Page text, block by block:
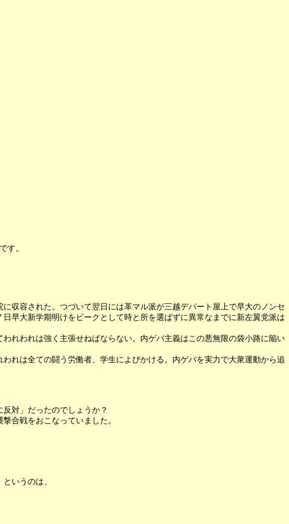
す。
収容された。つづいて翌日には革マル派が三越デパート屋上で早大のノンセ
早大新学期明けをピークとして時と所を選ばずに異常なまでに新左翼党派は
れわれは強く主張せねばならない。内ゲバ主義はこの悪無限の袋小路に陥い
れは全ての闘う労働者、学生によびかける。内ゲバを実力で大衆運動から追
対」だったのでしょうか？
合戦をおこなっていました。
いうのは、